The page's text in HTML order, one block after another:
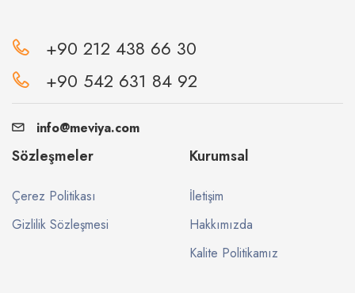
+90 212 438 66 30
+90 542 631 84 92
info@meviya.com
Sözleşmeler
Çerez Politikası
Gizlilik Sözleşmesi
Kurumsal
İletişim
Hakkımızda
Kalite Politikamız